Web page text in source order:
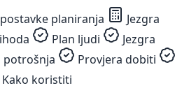
planiranja
Jezgra
Plan ljudi
Jezgra
potrošnja
Provjera dobiti
Kako koristiti